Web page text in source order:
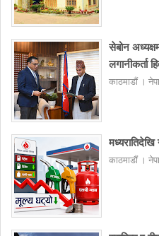
सेबोन
लगानीकर्ता
काठमाडौं ।
काठमाडौं ।